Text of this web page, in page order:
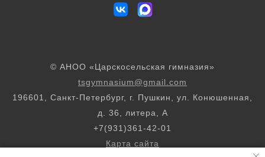
© АНОО «Царскосельская гимназия»
tsgymnasium@gmail.com
196601, Санкт-Петербург, г. Пушкин, ул. Конюшенная,
д. 36, литера, А
+7(931)361-42-01
Карта сайта